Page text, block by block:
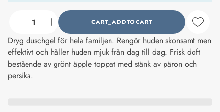
counter_current CART_ADDTOCART
Dryg duschgel för hela familjen. Rengör huden skonsamt men
effektivt och håller huden mjuk från dag till dag. Frisk doft
bestående av grönt äpple toppat med stänk av päron och
persika.